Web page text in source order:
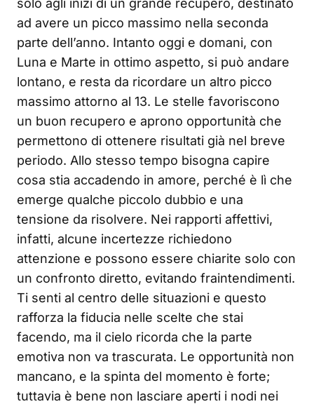
solo agli inizi di un grande recupero, destinato
ad avere un picco massimo nella seconda
parte dell’anno. Intanto oggi e domani, con
Luna e Marte in ottimo aspetto, si può andare
lontano, e resta da ricordare un altro picco
massimo attorno al 13. Le stelle favoriscono
un buon recupero e aprono opportunità che
permettono di ottenere risultati già nel breve
periodo. Allo stesso tempo bisogna capire
cosa stia accadendo in amore, perché è lì che
emerge qualche piccolo dubbio e una
tensione da risolvere. Nei rapporti affettivi,
infatti, alcune incertezze richiedono
attenzione e possono essere chiarite solo con
un confronto diretto, evitando fraintendimenti.
Ti senti al centro delle situazioni e questo
rafforza la fiducia nelle scelte che stai
facendo, ma il cielo ricorda che la parte
emotiva non va trascurata. Le opportunità non
mancano, e la spinta del momento è forte;
tuttavia è bene non lasciare aperti i nodi nei